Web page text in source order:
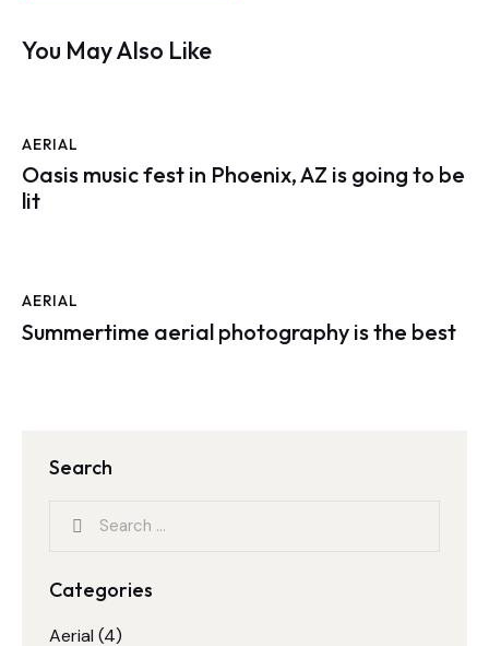
You May Also Like
AERIAL
Oasis music fest in Phoenix, AZ is going to be
lit
AERIAL
Summertime aerial photography is the best
Search
Categories
Aerial (4)